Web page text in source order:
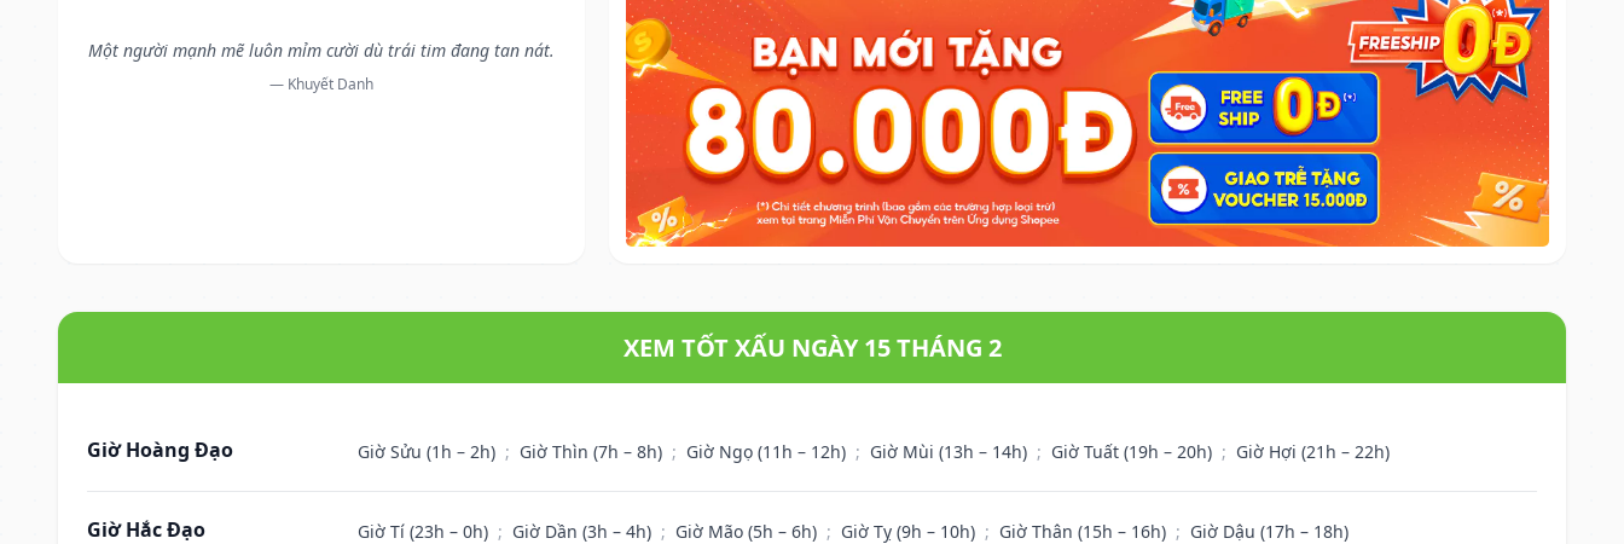
Một người mạnh mẽ luôn mỉm cười dù trái tim đang tan nát.
— Khuyết Danh
XEM TỐT XẤU NGÀY 15 THÁNG 2
Giờ Hoàng Đạo Giờ Sửu (1h – 2h) ; Giờ Thìn (7h – 8h) ; Giờ Ngọ (11h – 12h) ; Giờ Mùi (13h – 14h) ; Giờ Tuất (19h – 20h) ; Giờ Hợi (21h – 22h)
Giờ Hắc Đạo Giờ Tí (23h – 0h) ; Giờ Dần (3h – 4h) ; Giờ Mão (5h – 6h) ; Giờ Tỵ (9h – 10h) ; Giờ Thân (15h – 16h) ; Giờ Dậu (17h – 18h)